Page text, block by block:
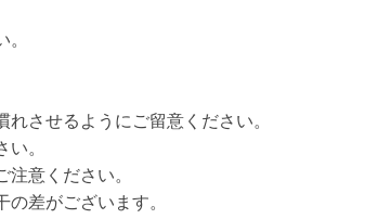
させるようにご留意ください。
。
意ください。
の差がございます。